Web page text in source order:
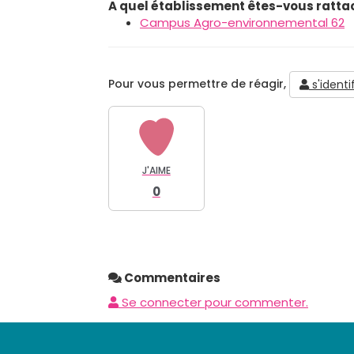
A quel établissement êtes-vous
Campus Agro-environnemental 62
Pour vous permettre de réagir,
J'AIME
0
Commentaires
Se connecter pour commenter.